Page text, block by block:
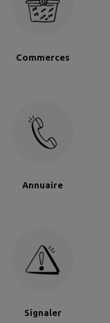
Commerces
Annuaire
Signaler